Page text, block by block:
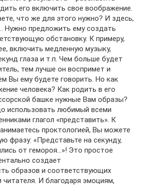
его включить свое воображение.
что же для этого нужно? И здесь,
Нужно предложить ему создать
обстановку. К примеру,
включить медленную музыку,
глаза и т.п. Чем больше будет
тем лучше он воспримет и
Вы ему будете говорить. Но как
человека? Как родить в его
башке нужные Вам образы?
использовать любимый всеми
глагол «представить». К
проктологией, Вы можете
фразу: «Представьте на секунду,
от гемороя…»! Это простое
создает
образов и соответствующих
читателя. И благодаря эмоциям,